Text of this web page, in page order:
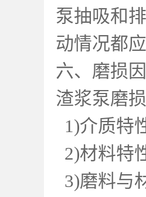
泵抽吸和
动情况都
六、磨损
渣浆泵磨
1)介质特
2)材料特
3)磨料与